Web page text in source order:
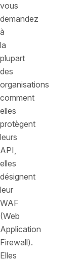
vous
demandez
à
la
plupart
des
organisations
comment
elles
protègent
leurs
API,
elles
désignent
leur
WAF
(Web
Application
Firewall).
Elles